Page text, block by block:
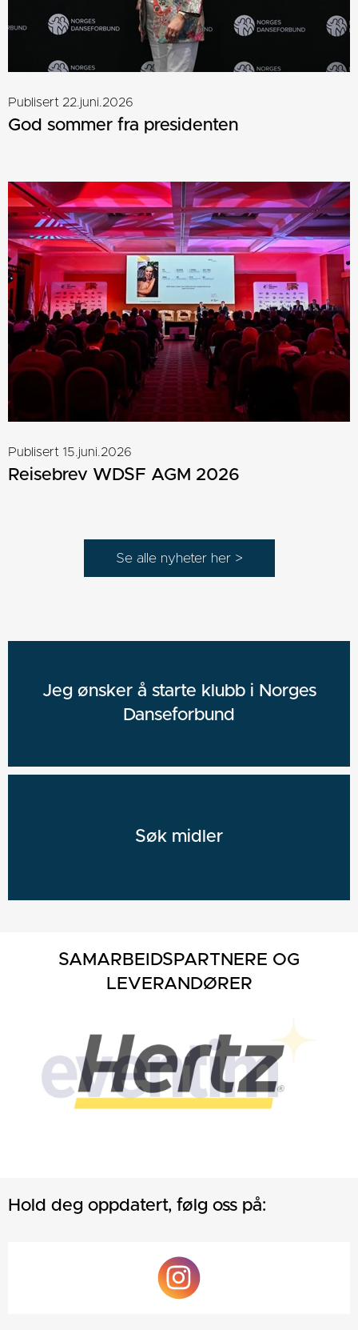
Publisert 22.juni.2026
God sommer fra presidenten
Publisert 15.juni.2026
Reisebrev WDSF AGM 2026
Jeg ønsker å starte klubb i Norges
Danseforbund
Søk midler
SAMARBEIDSPARTNERE OG
LEVERANDØRER
Hold deg oppdatert, følg oss på: